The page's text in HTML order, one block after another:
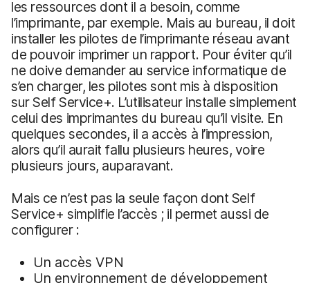
les ressources dont il a besoin, comme
l’imprimante, par exemple. Mais au bureau, il doit
installer les pilotes de l’imprimante réseau avant
de pouvoir imprimer un rapport. Pour éviter qu’il
ne doive demander au service informatique de
s’en charger, les pilotes sont mis à disposition
sur Self Service+. L’utilisateur installe simplement
celui des imprimantes du bureau qu’il visite. En
quelques secondes, il a accès à l’impression,
alors qu’il aurait fallu plusieurs heures, voire
plusieurs jours, auparavant.
Mais ce n’est pas la seule façon dont Self
Service+ simplifie l’accès ; il permet aussi de
configurer :
Un accès VPN
Un environnement de développement